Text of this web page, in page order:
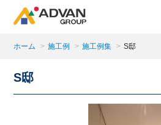
商品ページにある「お気に入り
商品がここに表示されます。
ホーム > 施工例 > 施工例集 > S邸
S邸